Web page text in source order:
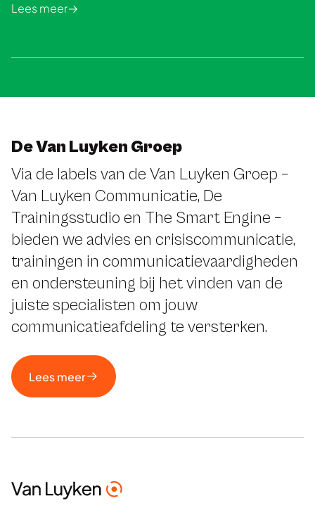
Lees meer
De Van Luyken Groep
Via de labels van de Van Luyken Groep –
Van Luyken Communicatie, De
Trainingsstudio en The Smart Engine –
bieden we advies en crisiscommunicatie,
trainingen in communicatievaardigheden
en ondersteuning bij het vinden van de
juiste specialisten om jouw
communicatieafdeling te versterken.
Lees meer